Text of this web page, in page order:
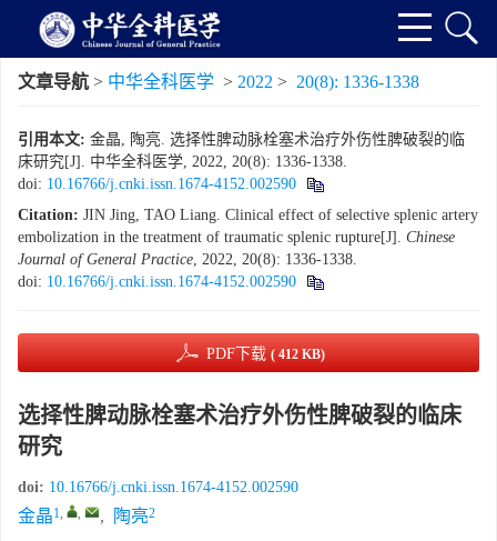
文章导航 > 中华全科医学 > 2022 > 20(8): 1336-1338
引用本文: 金晶, 陶亮. 选择性脾动脉栓塞术治疗外伤性脾破裂的临
床研究[J]. 中华全科医学, 2022, 20(8): 1336-1338.
doi: 10.16766/j.cnki.issn.1674-4152.002590
Citation: JIN Jing, TAO Liang. Clinical effect of selective splenic artery
embolization in the treatment of traumatic splenic rupture[J]. Chinese
Journal of General Practice, 2022, 20(8): 1336-1338.
doi: 10.16766/j.cnki.issn.1674-4152.002590
PDF下载 ( 412 KB)
选择性脾动脉栓塞术治疗外伤性脾破裂的临床
研究
doi: 10.16766/j.cnki.issn.1674-4152.002590
金晶1, , , 陶亮2